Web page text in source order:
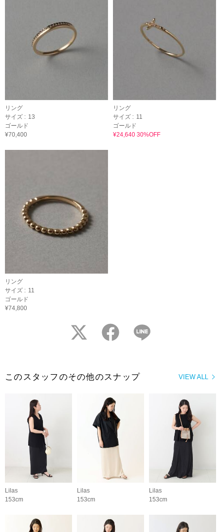
リング
サイズ : 13
ゴールド
¥70,400
リング
サイズ : 11
ゴールド
¥24,640 30%OFF
リング
サイズ : 11
ゴールド
¥74,800
twitter facebook
VIEW ALL
このスタッフのその他のスナップ
Lilas
153cm
Lilas
153cm
Lilas
153cm